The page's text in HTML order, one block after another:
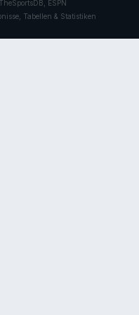
ESPN
Tabellen & Statistiken